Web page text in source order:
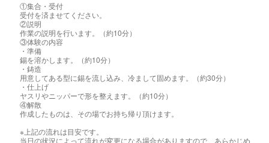
①集合・受付
受付を済ませてください。
②説明
作業の説明を行います。（約10分）
③体験の内容
・準備
錫を溶かします。（約10分）
・鋳造
用意してある型に錫を流し込み、冷まして固めます。（約30分）
・仕上げ
ヤスリやニッパーで形を整えます。（約10分）
④解散
作成したものは、その場でお持ち帰り頂けます。
※上記の流れは目安です。
当日の状況によって流れが変更になる場合がありますので、あらかじめ